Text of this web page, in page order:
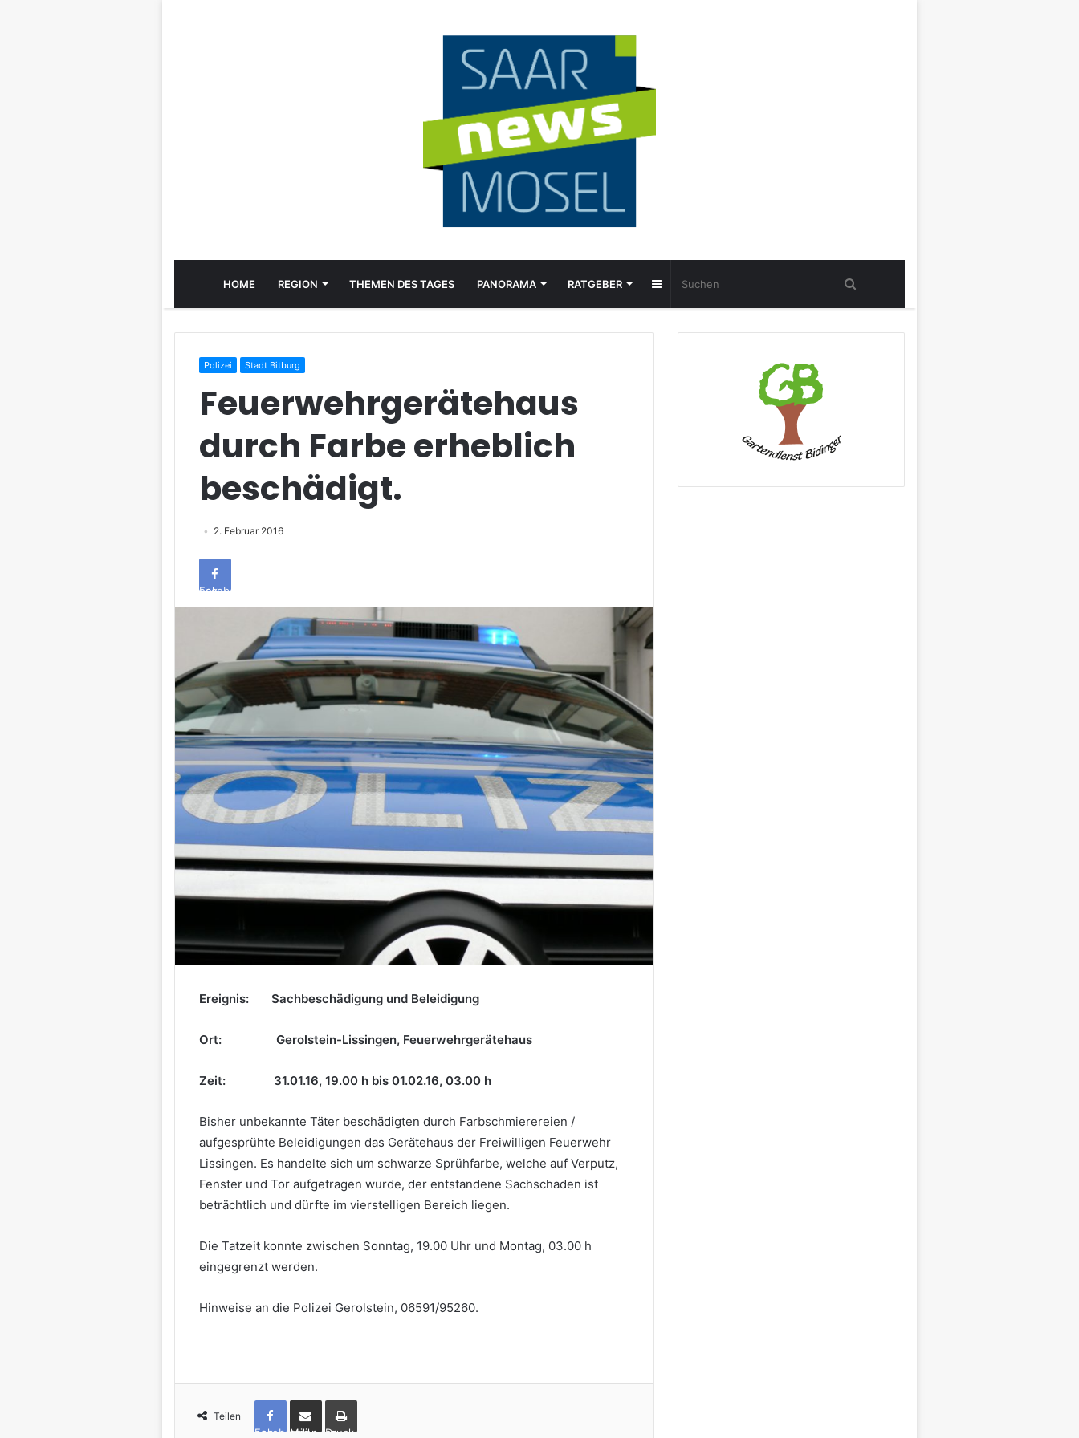
HOME REGION THEMEN DES TAGES PANORAMA RATGEBER Sidebar
Polizei Stadt Bitburg
Feuerwehrgerätehaus
durch Farbe erheblich
beschädigt.
2. Februar 2016
Facebook
Ereignis: Sachbeschädigung und Beleidigung
Ort: Gerolstein-Lissingen, Feuerwehrgerätehaus
Zeit: 31.01.16, 19.00 h bis 01.02.16, 03.00 h
Bisher unbekannte Täter beschädigten durch Farbschmierereien /
aufgesprühte Beleidigungen das Gerätehaus der Freiwilligen Feuerwehr
Lissingen. Es handelte sich um schwarze Sprühfarbe, welche auf Verputz,
Fenster und Tor aufgetragen wurde, der entstandene Sachschaden ist
beträchtlich und dürfte im vierstelligen Bereich liegen.
Die Tatzeit konnte zwischen Sonntag, 19.00 Uhr und Montag, 03.00 h
eingegrenzt werden.
Hinweise an die Polizei Gerolstein, 06591/95260.
Teilen
Facebook per Mail teilen Drucken